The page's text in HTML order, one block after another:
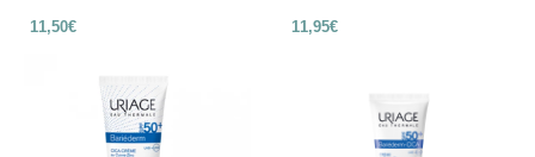
11,50€ 11,95€